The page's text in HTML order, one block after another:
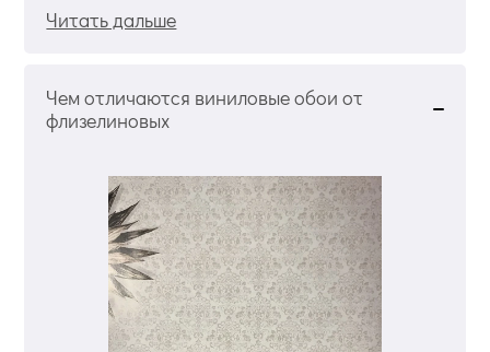
Читать дальше
Чем отличаются виниловые обои от
флизелиновых